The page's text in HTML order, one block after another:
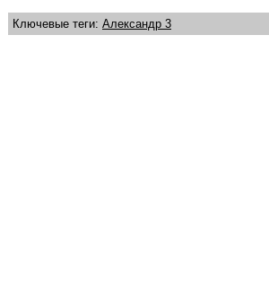
Ключевые теги: Александр 3